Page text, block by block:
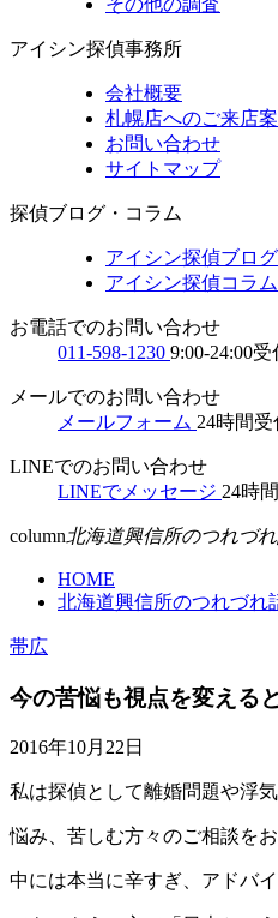
その他の調査
アイシン探偵事務所
会社概要
札幌店へのご来店
お問い合わせ
サイトマップ
探偵ブログ・コラム
アイシン探偵ブログ
アイシン探偵コラム
お電話でのお問い合わせ
011-598-1230 9:00-24:00受
メールでのお問い合わせ
メールフォーム 24時間受
LINEでのお問い合わせ
LINEでメッセージ 24時
column北海道興信所のつれづ
HOME
北海道興信所のつれづれ
帯広
今の苦悩も視点を変える
2016年10月22日
私は探偵として離婚問題や浮
悩み、苦しむ方々のご相談をお
中には本当に辛すぎ、アドバ